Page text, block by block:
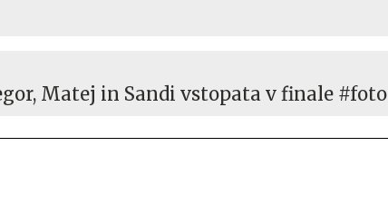
Matej in Sandi vstopata v finale #foto